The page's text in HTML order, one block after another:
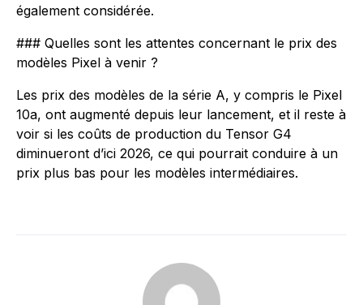
également considérée.
### Quelles sont les attentes concernant le prix des
modèles Pixel à venir ?
Les prix des modèles de la série A, y compris le Pixel
10a, ont augmenté depuis leur lancement, et il reste à
voir si les coûts de production du Tensor G4
diminueront d’ici 2026, ce qui pourrait conduire à un
prix plus bas pour les modèles intermédiaires.